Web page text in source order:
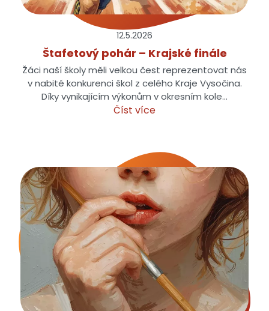
12.5.2026
Štafetový pohár – Krajské finále
Žáci naší školy měli velkou čest reprezentovat nás
v nabité konkurenci škol z celého Kraje Vysočina.
Díky vynikajícím výkonům v okresním kole…
Číst více